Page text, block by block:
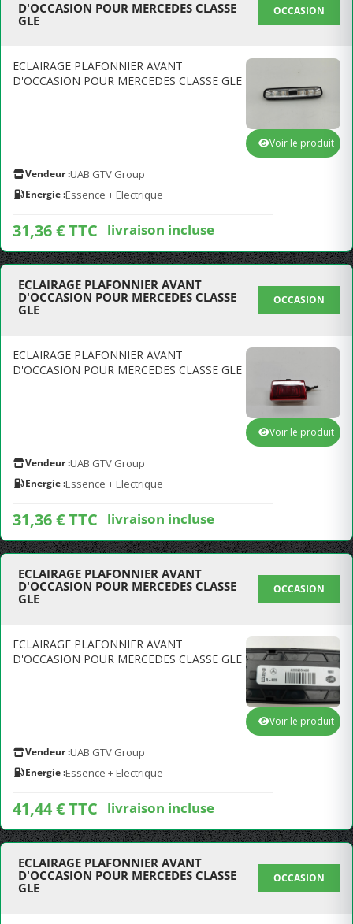
D'OCCASION POUR MERCEDES CLASSE
GLE
OCCASION
ECLAIRAGE PLAFONNIER AVANT
D'OCCASION POUR MERCEDES CLASSE GLE
Vendeur :UAB GTV Group
Energie :Essence + Electrique
31,36 € TTC livraison incluse
Voir le produit
ECLAIRAGE PLAFONNIER AVANT
D'OCCASION POUR MERCEDES CLASSE
GLE
OCCASION
ECLAIRAGE PLAFONNIER AVANT
D'OCCASION POUR MERCEDES CLASSE GLE
Vendeur :UAB GTV Group
Energie :Essence + Electrique
31,36 € TTC livraison incluse
Voir le produit
ECLAIRAGE PLAFONNIER AVANT
D'OCCASION POUR MERCEDES CLASSE
GLE
OCCASION
ECLAIRAGE PLAFONNIER AVANT
D'OCCASION POUR MERCEDES CLASSE GLE
Vendeur :UAB GTV Group
Energie :Essence + Electrique
41,44 € TTC livraison incluse
Voir le produit
ECLAIRAGE PLAFONNIER AVANT
D'OCCASION POUR MERCEDES CLASSE
GLE
OCCASION